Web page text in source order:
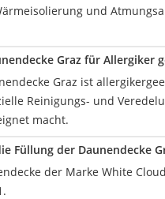
und
Graz für Allergiker
Graz ist
Reinigungs- und
macht.
Füllung der Daunendecke
der Marke White